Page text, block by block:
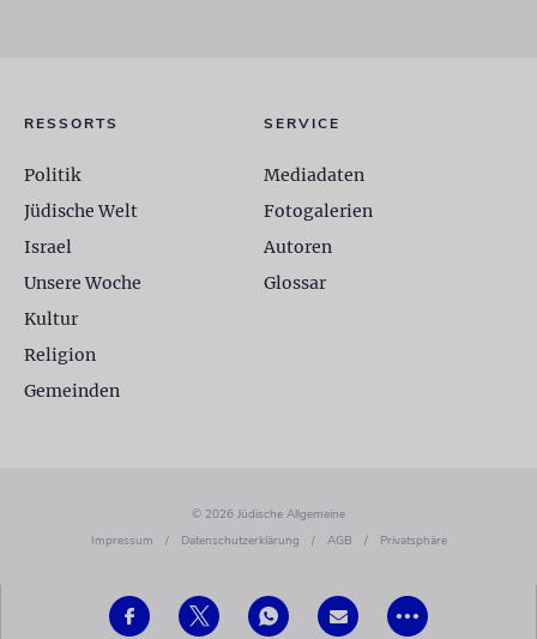
•••
RESSORTS
Politik
Jüdische Welt
Israel
Unsere Woche
Kultur
Religion
Gemeinden
SERVICE
Mediadaten
Fotogalerien
Autoren
Glossar
© 2026 Jüdische Allgemeine
Impressum
/ Datenschutzerklärung / AGB / Privatsphäre